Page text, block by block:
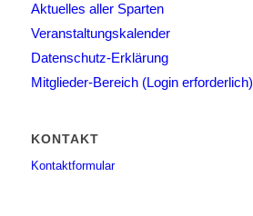
Aktuelles aller Sparten
Veranstaltungskalender
Datenschutz-Erklärung
Mitglieder-Bereich (Login erforderlich)
KONTAKT
Kontaktformular